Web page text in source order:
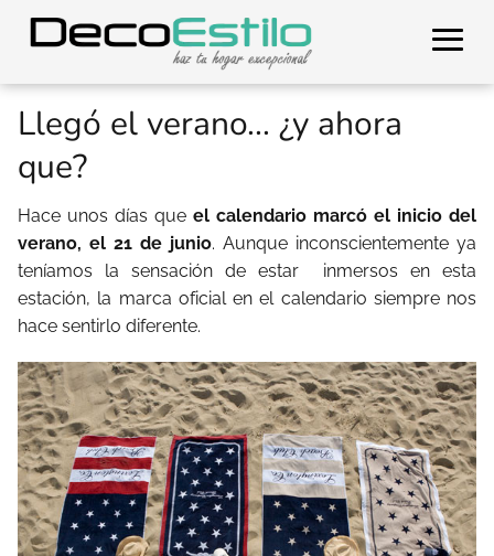
Llegó el verano... ¿y ahora
que?
Hace unos días que el calendario marcó el inicio del
verano, el 21 de junio. Aunque inconscientemente ya
teníamos la sensación de estar inmersos en esta
estación, la marca oficial en el calendario siempre nos
hace sentirlo diferente.